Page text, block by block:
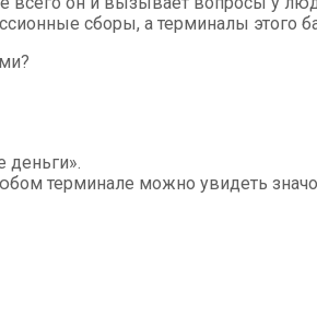
сборы, а терминалы этого
терминале можно увидеть